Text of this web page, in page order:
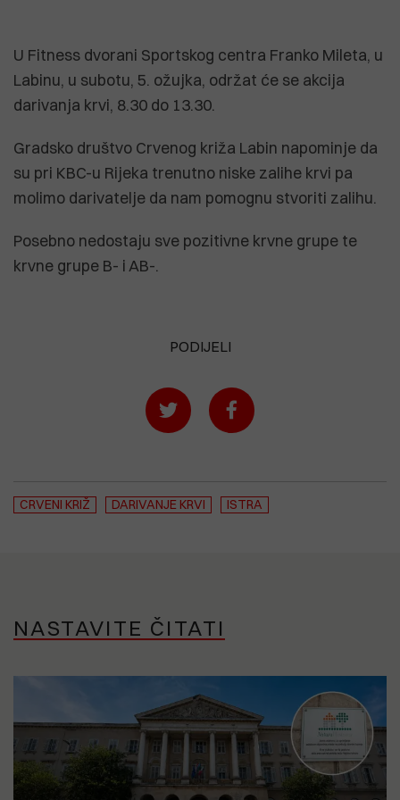
U Fitness dvorani Sportskog centra Franko Mileta, u
Labinu, u subotu, 5. ožujka, održat će se akcija
darivanja krvi, 8.30 do 13.30.
Gradsko društvo Crvenog križa Labin napominje da
su pri KBC-u Rijeka trenutno niske zalihe krvi pa
molimo darivatelje da nam pomognu stvoriti zalihu.
Posebno nedostaju sve pozitivne krvne grupe te
krvne grupe B- i AB-.
PODIJELI
CRVENI KRIŽ DARIVANJE KRVI ISTRA
NASTAVITE ČITATI